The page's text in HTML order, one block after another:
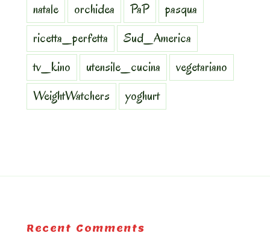
natale
orchidea PaP
pasqua
ricetta_perfetta
Sud_America
tv_kino
utensile_cucina
vegetariano
WeightWatchers
yoghurt
Recent Comments